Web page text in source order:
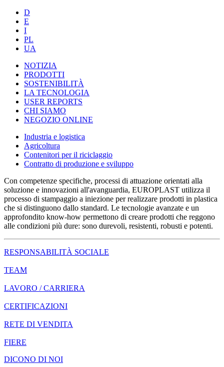
D
E
I
PL
UA
NOTIZIA
PRODOTTI
SOSTENIBILITÀ
LA TECNOLOGIA
USER REPORTS
CHI SIAMO
NEGOZIO ONLINE
Industria e logistica
Agricoltura
Contenitori per il riciclaggio
Contratto di produzione e sviluppo
Con competenze specifiche, processi di attuazione orientati alla
soluzione e innovazioni all'avanguardia, EUROPLAST utilizza il
processo di stampaggio a iniezione per realizzare prodotti in plastica
che si distinguono dallo standard. Le tecnologie avanzate e un
approfondito know-how permettono di creare prodotti che reggono
alle condizioni più dure: sono durevoli, resistenti, robusti e potenti.
RESPONSABILITÀ SOCIALE
TEAM
LAVORO / CARRIERA
CERTIFICAZIONI
RETE DI VENDITA
FIERE
DICONO DI NOI